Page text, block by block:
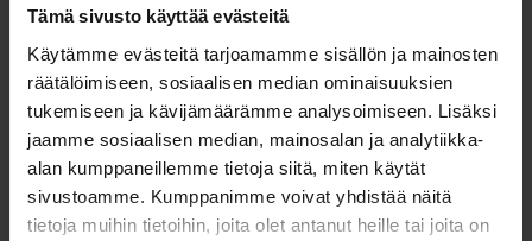
Tämä sivusto käyttää evästeitä
Käytämme evästeitä tarjoamamme sisällön ja mainosten
räätälöimiseen, sosiaalisen median ominaisuuksien
tukemiseen ja kävijämäärämme analysoimiseen. Lisäksi
jaamme sosiaalisen median, mainosalan ja analytiikka-
alan kumppaneillemme tietoja siitä, miten käytät
sivustoamme. Kumppanimme voivat yhdistää näitä
tietoja muihin tietoihin, joita olet antanut heille tai joita on
valvontajärjestelmä
uudistuu
Webinaari: Isännöintialan
valvontajärjestelmä uudistuu
WEBINAARIT JA VIDEOT 7.12.2023
Keskuskauppakamarin alaisuuteen perustetaan vuoden
2024 alussa riippumaton toimielin, Isännöinnin eettinen
neuvosto. Mitä uudistus tarkoittaa isännöintiyritysten ja
alan ammattilaisten kannalta? 30.11.2023 järjestetyssä
webinaarissa tästä kertoivat Isännöintiliiton...